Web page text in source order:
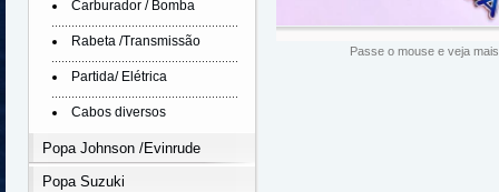
Carburador / Bomba
Rabeta /Transmissão
Partida/ Elétrica
Cabos diversos
Popa Johnson /Evinrude
Popa Suzuki
Passe o mouse e veja